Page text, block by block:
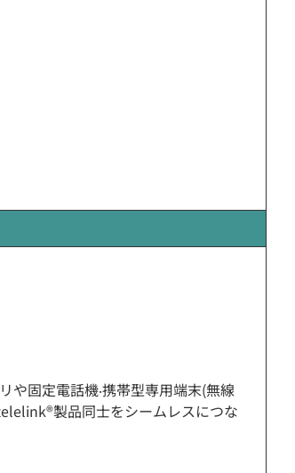
や固定電話機‧携帯型専用端末(無線
製品同士をシームレスにつな